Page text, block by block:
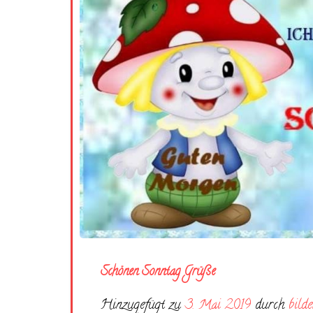
Schönen Sonntag Grüße
Hinzugefügt zu3. Mai 2019 durch